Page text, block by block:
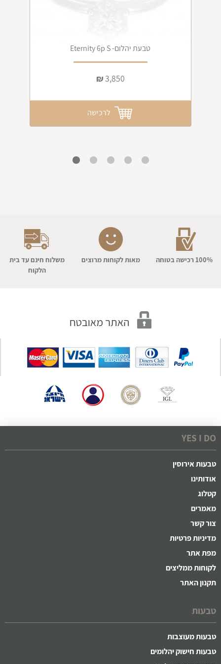
טבעת יהלום- Eternity 6p S
3,850
₪
100% רכישה בטוחה מאות לקוחות מרוצים
משלוח חינם עד בית
הלקוח
YES I DO
טבעות אירוסין
אודותינו
קטלוג
מאמרים
צור קשר
מדיניות פרטיות
מפת אתר
לקוחות ממליצים
תקנון האתר
טבעות
טבעות מעוצבות
טבעות חישוק יהלומים